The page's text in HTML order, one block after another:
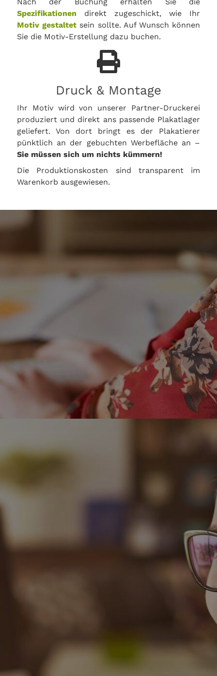
Spezifikationen direkt zugeschickt, wie Ihr
Motiv gestaltet sein sollte. Auf Wunsch können
Sie die Motiv-Erstellung dazu buchen.
Druck & Montage
Ihr Motiv wird von unserer Partner-Druckerei
produziert und direkt ans passende Plakatlager
geliefert. Von dort bringt es der Plakatierer
pünktlich an der gebuchten Werbefläche an –
Sie müssen sich um nichts kümmern!
Die Produktionskosten sind transparent im
Warenkorb ausgewiesen.